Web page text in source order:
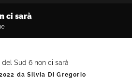
ci sarà
del Sud 6 non ci sarà
daSilvia Di Gregorio